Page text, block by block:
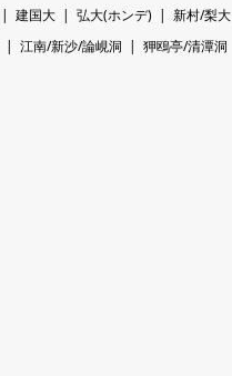
建国大 弘大(ホンデ) 新村/梨大
江南/新沙/論峴洞
狎鴎亭/清潭洞